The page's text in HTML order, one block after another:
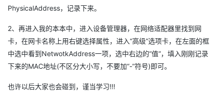
PhysicalAddress，记录下来。
2、再进入我的本本中，进入设备管理器，在网络适配器里找到网
卡，在网卡名称上用右键选择属性，进入“高级”选项卡，在左面的框
中选中看到NetwotkAddress一项，选中右边的“值“，填入刚刚记录
下来的MAC地址(不区分大小写，不要加“-”符号)即可。
也许以后大家也会碰到，谨当学习!!!